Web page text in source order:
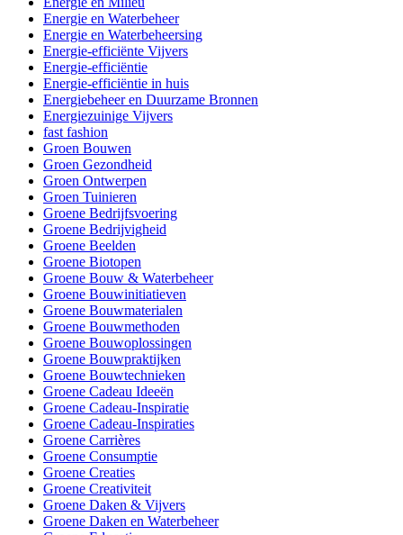
Energie en Waterbeheer
Energie en Waterbeheersing
Energie-efficiënte Vijvers
Energie-efficiëntie
Energie-efficiëntie in huis
Energiebeheer en Duurzame Bronnen
Energiezuinige Vijvers
fast fashion
Groen Bouwen
Groen Gezondheid
Groen Ontwerpen
Groen Tuinieren
Groene Bedrijfsvoering
Groene Bedrijvigheid
Groene Beelden
Groene Biotopen
Groene Bouw & Waterbeheer
Groene Bouwinitiatieven
Groene Bouwmaterialen
Groene Bouwmethoden
Groene Bouwoplossingen
Groene Bouwpraktijken
Groene Bouwtechnieken
Groene Cadeau Ideeën
Groene Cadeau-Inspiratie
Groene Cadeau-Inspiraties
Groene Carrières
Groene Consumptie
Groene Creaties
Groene Creativiteit
Groene Daken & Vijvers
Groene Daken en Waterbeheer